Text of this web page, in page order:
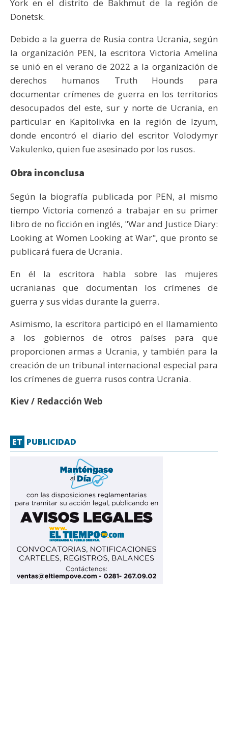
York en el distrito de Bakhmut de la región de
Donetsk.
Debido a la guerra de Rusia contra Ucrania, según
la organización PEN, la escritora Victoria Amelina
se unió en el verano de 2022 a la organización de
derechos humanos Truth Hounds para
documentar crímenes de guerra en los territorios
desocupados del este, sur y norte de Ucrania, en
particular en Kapitolivka en la región de Izyum,
donde encontró el diario del escritor Volodymyr
Vakulenko, quien fue asesinado por los rusos.
Obra inconclusa
Según la biografía publicada por PEN, al mismo
tiempo Victoria comenzó a trabajar en su primer
libro de no ficción en inglés, "War and Justice Diary:
Looking at Women Looking at War", que pronto se
publicará fuera de Ucrania.
En él la escritora habla sobre las mujeres
ucranianas que documentan los crímenes de
guerra y sus vidas durante la guerra.
Asimismo, la escritora participó en el llamamiento
a los gobiernos de otros países para que
proporcionen armas a Ucrania, y también para la
creación de un tribunal internacional especial para
los crímenes de guerra rusos contra Ucrania.
Kiev / Redacción Web
ET PUBLICIDAD